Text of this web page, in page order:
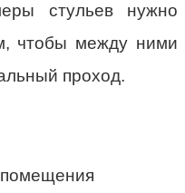
стульев нужно
чтобы между ними
проход.